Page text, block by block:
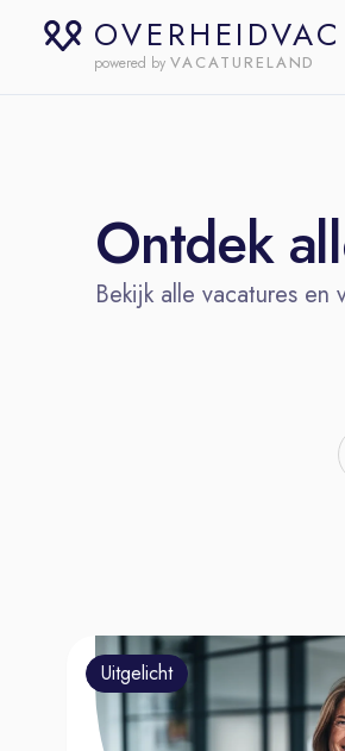
OVERHEIDVAC
powered by VACATURELAND
Ontdek
Bekijk alle vacatures
Uitgelicht